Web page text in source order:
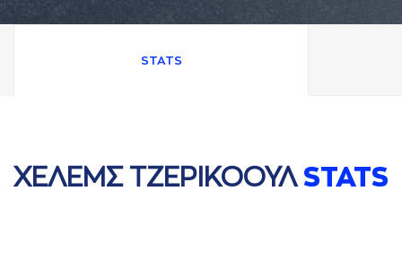
STATS
ΧΕΛΕΜΣ ΤΖΕΡΙΚΟΟΥΛ STATS